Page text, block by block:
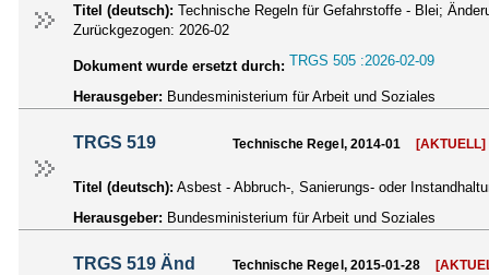
Titel (deutsch): Technische Regeln für Gefahrstoffe - Blei;
Zurückgezogen: 2026-02
Dokument wurde ersetzt durch: TRGS 505 :2026-02-09
Herausgeber: Bundesministerium für Arbeit und Soziales
TRGS 519 Technische Regel, 2014-01 [AKTUELL]
Titel (deutsch): Asbest - Abbruch-, Sanierungs- oder
Herausgeber: Bundesministerium für Arbeit und Soziales
TRGS 519 Änd Technische Regel, 2015-01-28